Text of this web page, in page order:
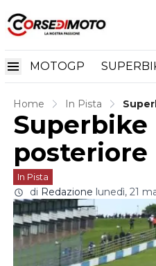
MOTOGP
Home In Pista
Superbike
In Pista
di Redazione lunedì, 21